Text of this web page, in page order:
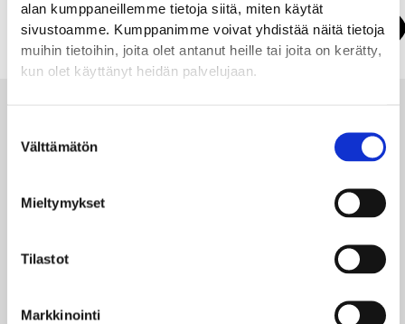
alan kumppaneillemme tietoja siitä, miten käytät
sivustoamme. Kumppanimme voivat yhdistää näitä tietoja
muihin tietoihin, joita olet antanut heille tai joita on kerätty,
kun olet käyttänyt heidän palvelujaan.
valinta
Välttämätön
Mieltymykset
Tilastot
Markkinointi
Näytä kartalla
Voimassa olevat tarjoukset
CandyTown – Alk. 6,50€